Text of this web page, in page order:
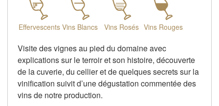
Effervescents Vins Blancs Vins Rosés Vins Rouges
Visite des vignes au pied du domaine avec
explications sur le terroir et son histoire, découverte
de la cuverie, du cellier et de quelques secrets sur la
vinification suivit d’une dégustation commentée des
vins de notre production.